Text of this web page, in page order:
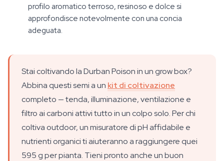
profilo aromatico terroso, resinoso e dolce si
approfondisce notevolmente con una concia
adeguata.
Stai coltivando la Durban Poison in un grow box?
Abbina questi semi a un kit di coltivazione
completo — tenda, illuminazione, ventilazione e
filtro ai carboni attivi tutto in un colpo solo. Per chi
coltiva outdoor, un misuratore di pH affidabile e
nutrienti organici ti aiuteranno a raggiungere quei
595 g per pianta. Tieni pronto anche un buon